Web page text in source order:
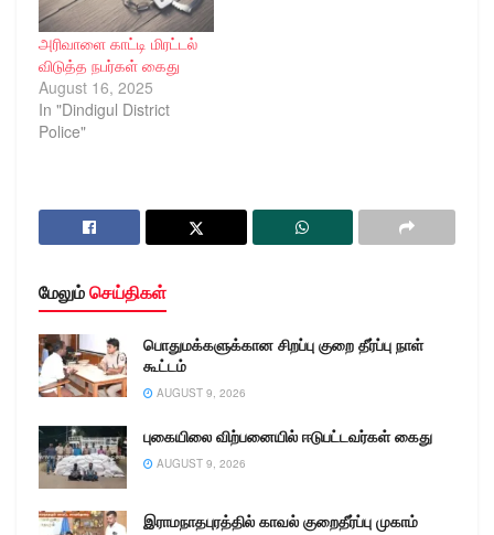
அரிவாளை காட்டி மிரட்டல்
விடுத்த நபர்கள் கைது
August 16, 2025
In "Dindigul District
Police"
மேலும்செய்திகள்
பொதுமக்களுக்கான சிறப்பு குறை தீர்ப்பு நாள்
கூட்டம்
AUGUST 9, 2026
புகையிலை விற்பனையில் ஈடுபட்டவர்கள் கைது
AUGUST 9, 2026
இராமநாதபுரத்தில் காவல் குறைதீர்ப்பு முகாம்